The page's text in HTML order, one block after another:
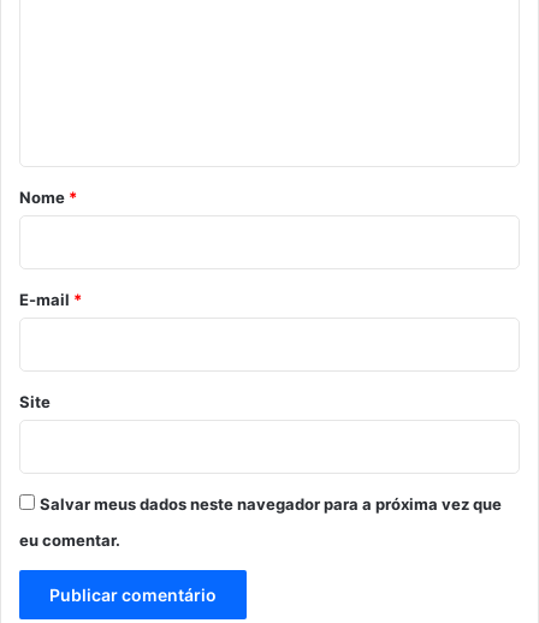
r
o
*
Nome *
E-mail *
Site
Salvar meus dados neste navegador para a próxima vez que
eu comentar.